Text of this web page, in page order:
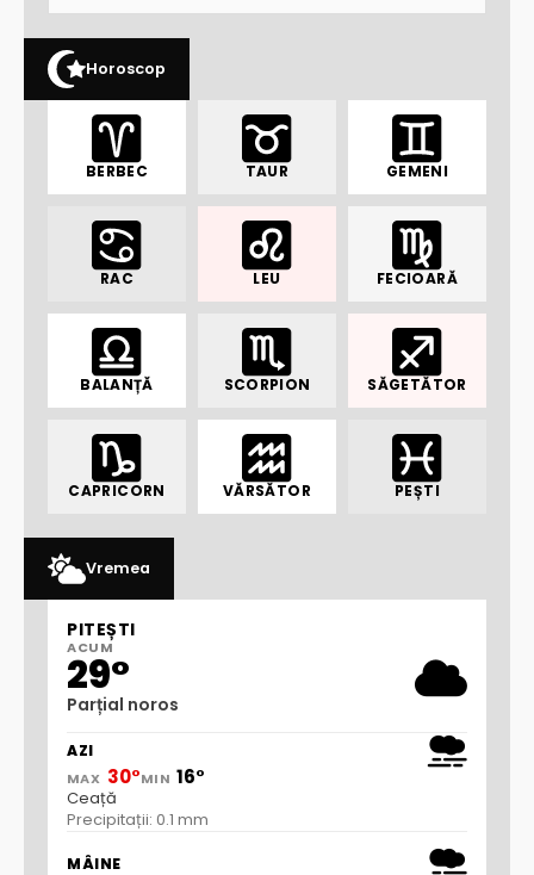
Horoscop
BERBEC TAUR GEMENI
RAC LEU FECIOARĂ
BALANȚĂ SCORPION SĂGETĂTOR
CAPRICORN VĂRSĂTOR PEȘTI
Vremea
PITEȘTI
ACUM
29°
Parțial noros
AZI
MAX 30°MIN 16°
Ceață
Precipitații: 0.1 mm
MÂINE